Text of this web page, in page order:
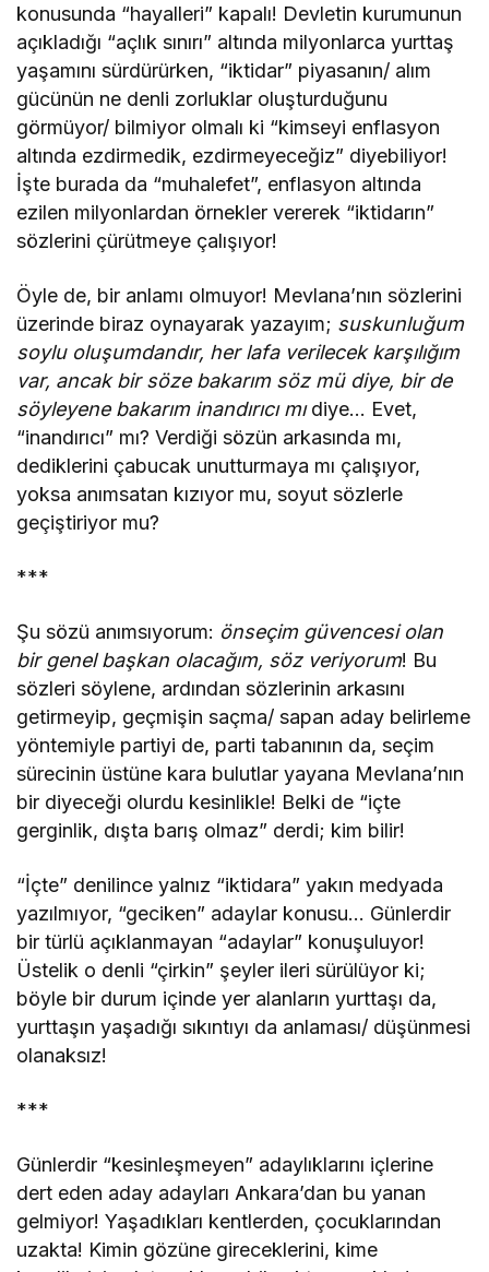
konusunda “hayalleri” kapalı! Devletin kurumunun
açıkladığı “açlık sınırı” altında milyonlarca yurttaş
yaşamını sürdürürken, “iktidar” piyasanın/ alım
gücünün ne denli zorluklar oluşturduğunu
görmüyor/ bilmiyor olmalı ki “kimseyi enflasyon
altında ezdirmedik, ezdirmeyeceğiz” diyebiliyor!
İşte burada da “muhalefet”, enflasyon altında
ezilen milyonlardan örnekler vererek “iktidarın”
sözlerini çürütmeye çalışıyor!
Öyle de, bir anlamı olmuyor! Mevlana’nın sözlerini
üzerinde biraz oynayarak yazayım; suskunluğum
soylu oluşumdandır, her lafa verilecek karşılığım
var, ancak bir söze bakarım söz mü diye, bir de
söyleyene bakarım inandırıcı mıdiye… Evet,
“inandırıcı” mı? Verdiği sözün arkasında mı,
dediklerini çabucak unutturmaya mı çalışıyor,
yoksa anımsatan kızıyor mu, soyut sözlerle
geçiştiriyor mu?
***
Şu sözü anımsıyorum: önseçim güvencesi olan
bir genel başkan olacağım, söz veriyorum! Bu
sözleri söylene, ardından sözlerinin arkasını
getirmeyip, geçmişin saçma/ sapan aday belirleme
yöntemiyle partiyi de, parti tabanının da, seçim
sürecinin üstüne kara bulutlar yayana Mevlana’nın
bir diyeceği olurdu kesinlikle! Belki de “içte
gerginlik, dışta barış olmaz” derdi; kim bilir!
“İçte” denilince yalnız “iktidara” yakın medyada
yazılmıyor, “geciken” adaylar konusu… Günlerdir
bir türlü açıklanmayan “adaylar” konuşuluyor!
Üstelik o denli “çirkin” şeyler ileri sürülüyor ki;
böyle bir durum içinde yer alanların yurttaşı da,
yurttaşın yaşadığı sıkıntıyı da anlaması/ düşünmesi
olanaksız!
***
Günlerdir “kesinleşmeyen” adaylıklarını içlerine
dert eden aday adayları Ankara’dan bu yanan
gelmiyor! Yaşadıkları kentlerden, çocuklarından
uzakta! Kimin gözüne gireceklerini, kime